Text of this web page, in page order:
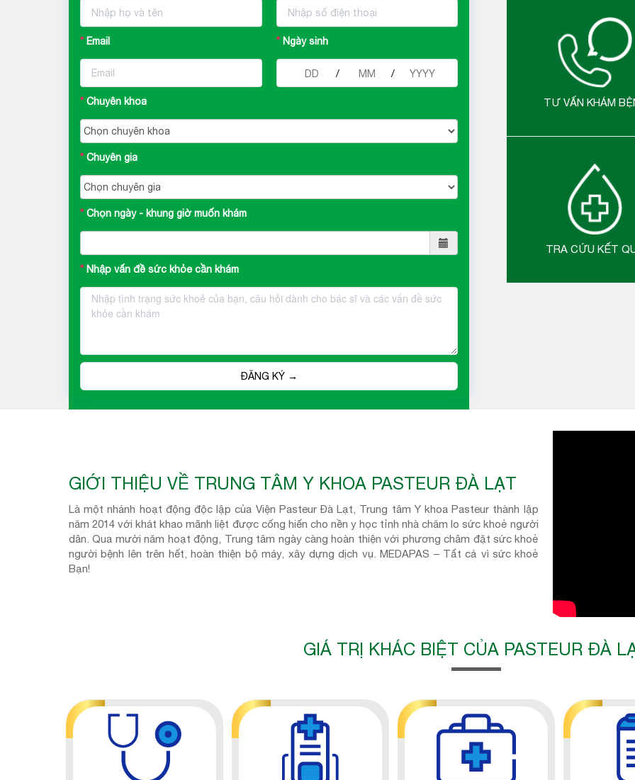
Email Ngày sinh
/ /
Chuyên khoa
Chuyên gia
Chọn ngày - khung giờ muốn khám
Nhập vấn đề sức khỏe cần khám
ĐĂNG KÝ →
TƯ VẤN KHÁM
TRA CỨU KẾT
GIỚI THIỆU VỀ TRUNG TÂM Y KHOA PASTEUR ĐÀ LẠT
Là một nhánh hoạt động độc lập của Viện Pasteur Đà Lạt, Trung tâm Y khoa Pasteur thành lập
năm 2014 với khát khao mãnh liệt được cống hiến cho nền y học tỉnh nhà chăm lo sức khoẻ người
dân. Qua mười năm hoạt động, Trung tâm ngày càng hoàn thiện với phương châm đặt sức khoẻ
người bệnh lên trên hết, hoàn thiện bộ máy, xây dựng dịch vụ. MEDAPAS – Tất cả vì sức khoẻ
Bạn!
GIÁ TRỊ KHÁC BIỆT CỦA PASTEUR ĐÀ